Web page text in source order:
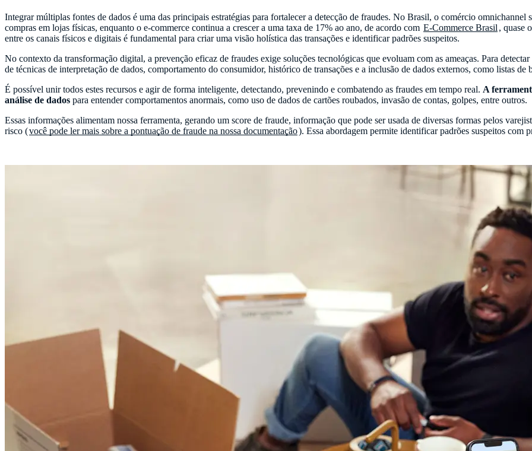
Integrar múltiplas fontes de dados é uma das principais estratégias para fortalecer a detecção de fraudes. No Brasil, o comércio
compras em lojas físicas, enquanto o e-commerce continua a crescer a uma taxa de 17% ao ano, de acordo com E-Commerce Brasil , quase
entre os canais físicos e digitais é fundamental para criar uma visão holística das transações e identificar padrões suspeitos.
No contexto da transformação digital, a prevenção eficaz de fraudes exige soluções tecnológicas que evoluam com as ameaças. Para
de técnicas de interpretação de dados, comportamento do consumidor, histórico de transações e a inclusão de dados externos, como listas de
É possível unir todos estes recursos e agir de forma inteligente, detectando, prevenindo e combatendo as fraudes em tempo real. A
análise de dados para entender comportamentos anormais, como uso de dados de cartões roubados, invasão de contas, golpes, entre outros.
Essas informações alimentam nossa ferramenta, gerando um score de fraude, informação que pode ser usada de diversas formas pelos
risco (você pode ler mais sobre a pontuação de fraude na nossa documentação). Essa abordagem permite identificar padrões suspeitos com